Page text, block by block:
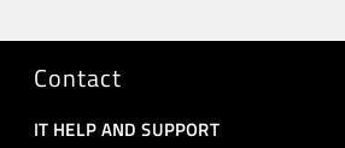
Contact
IT HELP AND SUPPORT